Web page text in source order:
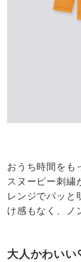
おうち時間をも
スヌーピー刺繍
レンジでパッと
け感もなく、ノ
大人かわい